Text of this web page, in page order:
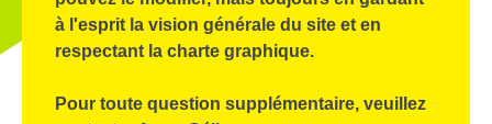
à l'esprit la vision générale du site et en
respectant la charte graphique.
Pour toute question supplémentaire, veuillez